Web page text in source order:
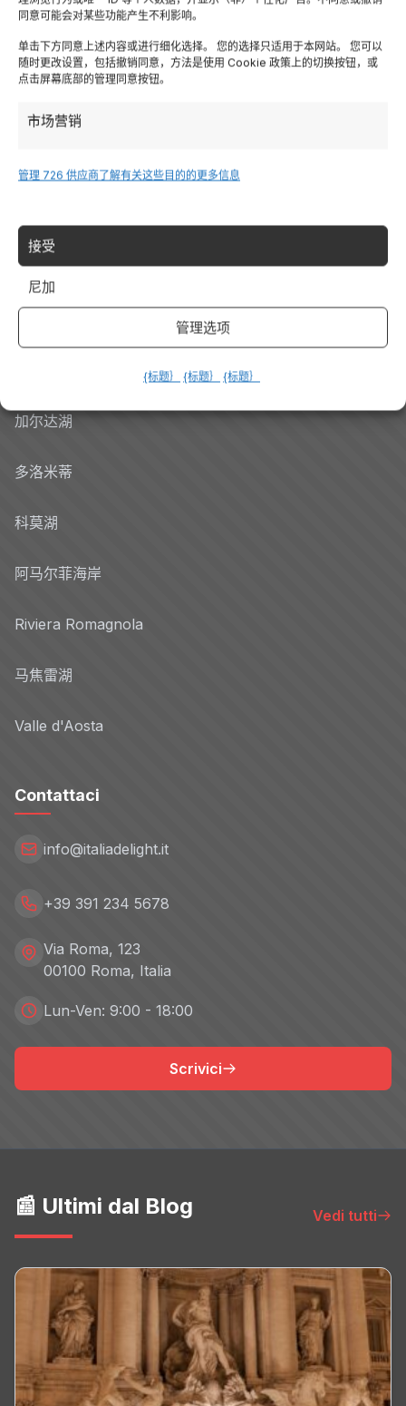
同意可能会对某些功能产生不利影响。
单击下方同意上述内容或进行细化选择。 您的选择只适用于本网站。 您可以
随时更改设置，包括撤销同意，方法是使用 Cookie 政策上的切换按钮，或
点击屏幕底部的管理同意按钮。
市场营销
管理 726 供应商了解有关这些目的的更多信息
接受
尼加
管理选项
{标题｝ {标题｝ {标题｝
Lombardia
撒丁岛
Tutte le Regioni →
加尔达湖
多洛米蒂
科莫湖
阿马尔菲海岸
Riviera Romagnola
马焦雷湖
Valle d'Aosta
Contattaci
info@italiadelight.it
+39 391 234 5678
Via Roma, 123
00100 Roma, Italia
Lun-Ven: 9:00 - 18:00
Scrivici
📰 Ultimi dal Blog Vedi tutti